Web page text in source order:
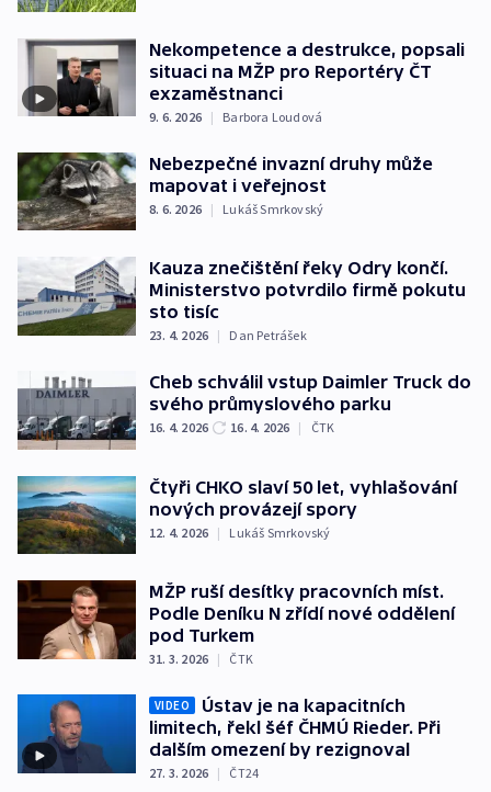
Nekompetence a destrukce, popsali
situaci na MŽP pro Reportéry ČT
exzaměstnanci
9. 6. 2026 | Barbora Loudová
Nebezpečné invazní druhy může
mapovat i veřejnost
8. 6. 2026 | Lukáš Smrkovský
Kauza znečištění řeky Odry končí.
Ministerstvo potvrdilo firmě pokutu
sto tisíc
23. 4. 2026 | Dan Petrášek
Cheb schválil vstup Daimler Truck do
svého průmyslového parku
16. 4. 2026 16. 4. 2026 | ČTK
Čtyři CHKO slaví 50 let, vyhlašování
nových provázejí spory
12. 4. 2026 | Lukáš Smrkovský
MŽP ruší desítky pracovních míst.
Podle Deníku N zřídí nové oddělení
pod Turkem
31. 3. 2026 | ČTK
VIDEO
Ústav je na kapacitních
limitech, řekl šéf ČHMÚ Rieder. Při
dalším omezení by rezignoval
27. 3. 2026 | ČT24